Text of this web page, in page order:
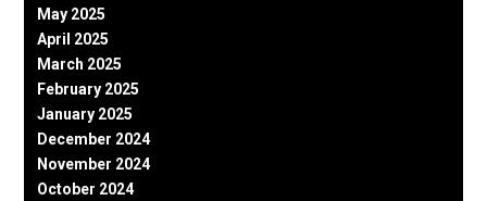
May 2025
April 2025
March 2025
February 2025
January 2025
December 2024
November 2024
October 2024